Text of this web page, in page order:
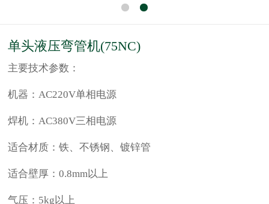
单头液压弯管机(75NC)
主要技术参数：
机器：AC220V单相电源
焊机：AC380V三相电源
适合材质：铁、不锈钢、镀锌管
适合壁厚：0.8mm以上
气压：5kg以上